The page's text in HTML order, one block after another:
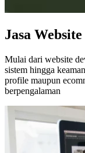
Jasa
Mulai dari website
sistem hingga
profile maupun
berpengalaman